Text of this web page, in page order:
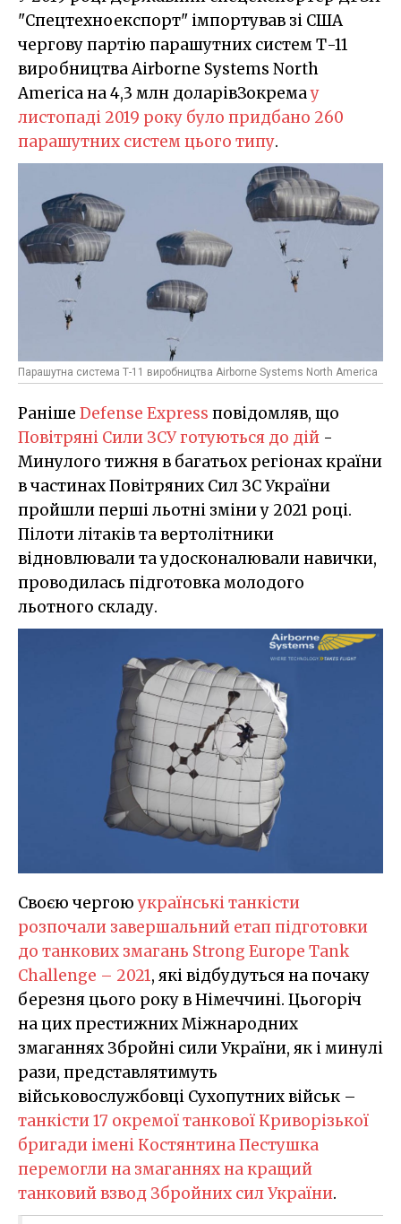
"Спецтехноекспорт" імпортував зі США
чергову партію парашутних систем Т-11
виробництва Airborne Systems North
America на 4,3 млн доларівЗокремау
листопаді 2019 року було придбано 260
парашутних систем цього типу.
Парашутна система Т-11 виробництва Airborne Systems North America
Раніше Defense Express повідомляв, що
Повітряні Сили ЗСУ готуються до дій -
Минулого тижня в багатьох регіонах країни
в частинах Повітряних Сил ЗС України
пройшли перші льотні зміни у 2021 році.
Пілоти літаків та вертолітники
відновлювали та удосконалювали навички,
проводилась підготовка молодого
льотного складу.
Своєю чергоюукраїнські танкісти
розпочали завершальний етап підготовки
до танкових змагань Strong Europe Tank
Challenge – 2021, які відбудуться на почаку
березня цього року в Німеччині. Цьогоріч
на цих престижних Міжнародних
змаганнях Збройні сили України, як і минулі
рази, представлятимуть
військовослужбовці Сухопутних військ –
танкісти 17 окремої танкової Криворізької
бригади імені Костянтина Пестушка
перемогли на змаганнях на кращий
танковий взвод Збройних сил України.